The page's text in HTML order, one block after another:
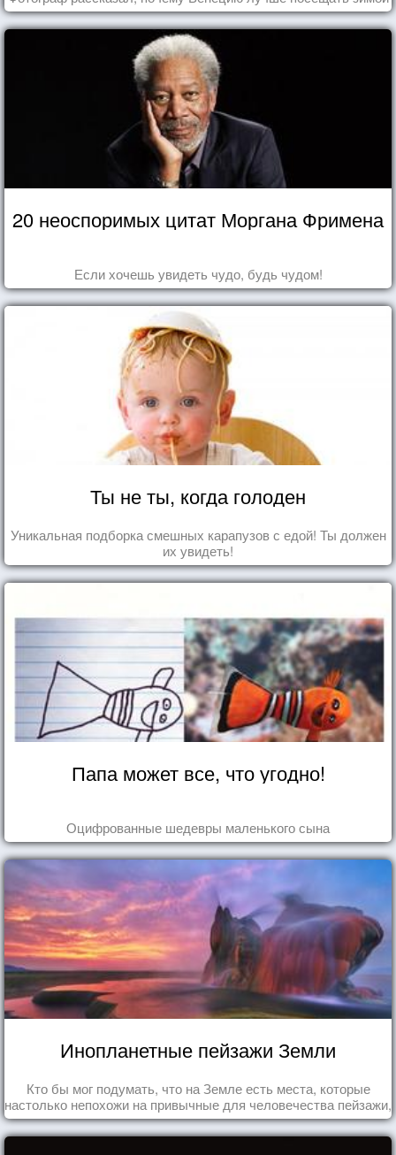
20 неоспоримых цитат Моргана Фримена
Если хочешь увидеть чудо, будь чудом!
Ты не ты, когда голоден
Уникальная подборка смешных карапузов с едой! Ты должен
их увидеть!
Папа может все, что угодно!
Оцифрованные шедевры маленького сына
Инопланетные пейзажи Земли
Кто бы мог подумать, что на Земле есть места, которые
настолько непохожи на привычные для человечества пейзажи,
что кажутся и вовсе инопланетными!